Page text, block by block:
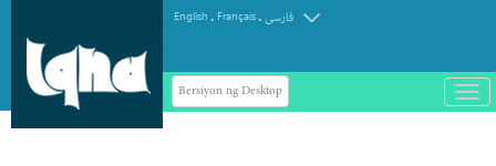
English . Français.فارسی
Bersiyon ng Desktop
باز
و